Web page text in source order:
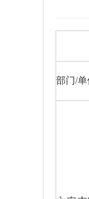
部门/单